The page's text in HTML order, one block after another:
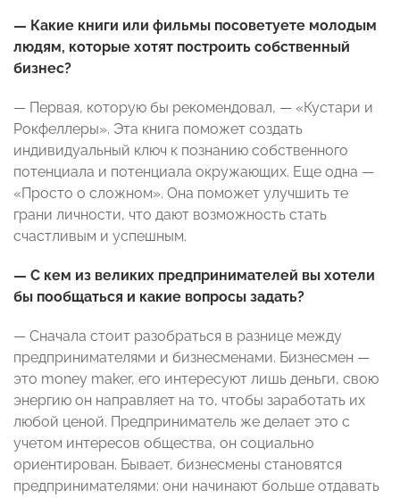
— Какие книги или фильмы посоветуете молодым
людям, которые хотят построить собственный
бизнес?
— Первая, которую бы рекомендовал, — «Кустари и
Рокфеллеры». Эта книга поможет создать
индивидуальный ключ к познанию собственного
потенциала и потенциала окружающих. Еще одна —
«Просто о сложном». Она поможет улучшить те
грани личности, что дают возможность стать
счастливым и успешным.
— С кем из великих предпринимателей вы хотели
бы пообщаться и какие вопросы задать?
— Сначала стоит разобраться в разнице между
предпринимателями и бизнесменами. Бизнесмен —
это money maker, его интересуют лишь деньги, свою
энергию он направляет на то, чтобы заработать их
любой ценой. Предприниматель же делает это с
учетом интересов общества, он социально
ориентирован. Бывает, бизнесмены становятся
предпринимателями: они начинают больше отдавать